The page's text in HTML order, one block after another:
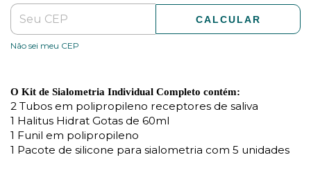
CALCULAR
Não sei meu CEP
O Kit de Sialometria Individual Completo contém:
2 Tubos em polipropileno receptores de saliva
1 Halitus Hidrat Gotas de 60ml
1 Funil em polipropileno
1 Pacote de silicone para sialometria com 5 unidades